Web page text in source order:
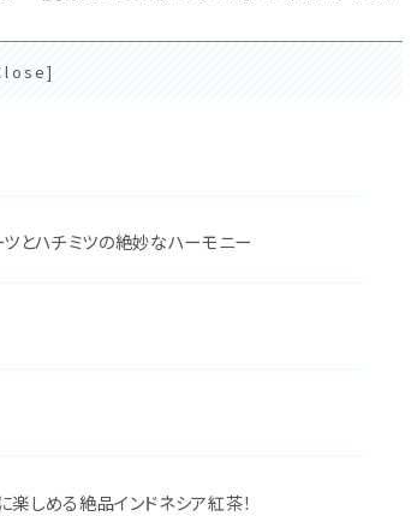
とハチミツの絶妙なハーモニー
しめる絶品インドネシア紅茶！